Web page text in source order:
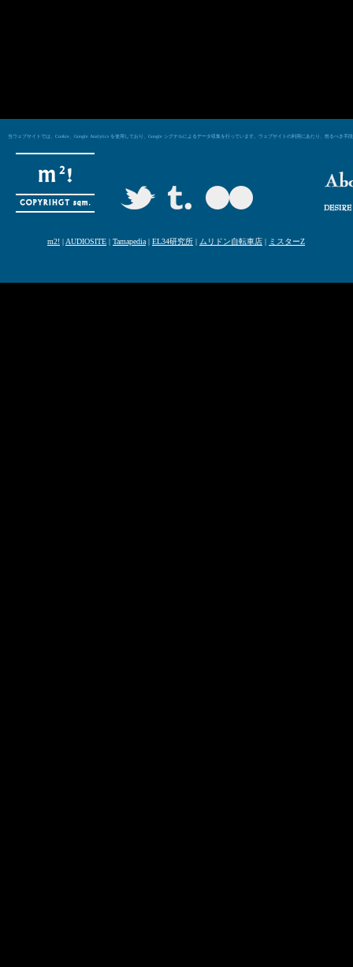
当ウェブサイトでは、Cookie、Google Analytics を使用しており、Google シグナルによるデータ収集を行っています。ウェブサイトの利用にあたり、然るべき
m2! | AUDIOSITE | Tamapedia | EL34研究所 | ムリドン自転車店 | ミスターZ